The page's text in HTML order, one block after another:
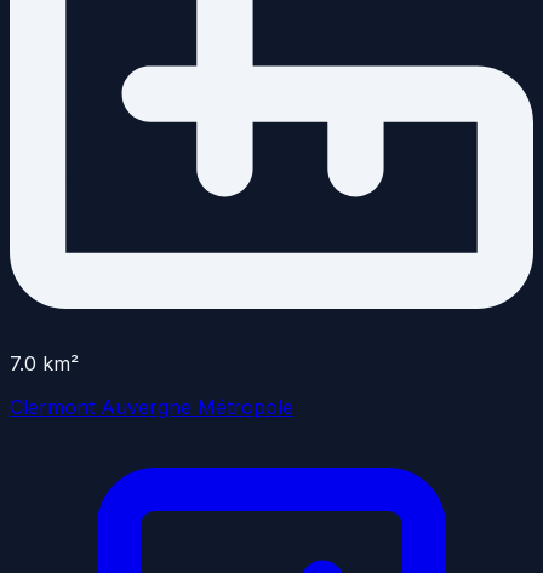
7.0 km²
Clermont Auvergne Métropole